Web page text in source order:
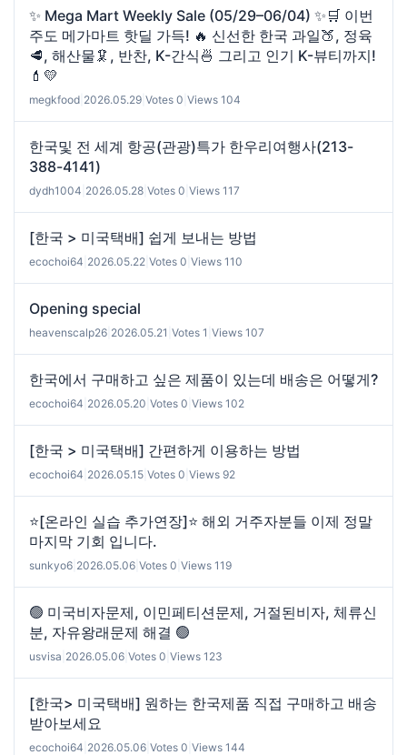
✨ Mega Mart Weekly Sale (05/29–06/04) ✨🛒 이번
주도 메가마트 핫딜 가득! 🔥 신선한 한국 과일🍑, 정육
🥩, 해산물🦑, 반찬, K-간식🍜 그리고 인기 K-뷰티까지!
💄💛
megkfood 2026.05.29 Votes 0 Views 104
한국및 전 세계 항공(관광)특가 한우리여행사(213-
388-4141)
dydh1004 2026.05.28 Votes 0 Views 117
[한국 > 미국택배] 쉽게 보내는 방법
ecochoi64 2026.05.22 Votes 0 Views 110
Opening special
heavenscalp26 2026.05.21 Votes 1 Views 107
한국에서 구매하고 싶은 제품이 있는데 배송은 어떻게?
ecochoi64 2026.05.20 Votes 0 Views 102
[한국 > 미국택배] 간편하게 이용하는 방법
ecochoi64 2026.05.15 Votes 0 Views 92
⭐[온라인 실습 추가연장]⭐ 해외 거주자분들 이제 정말
마지막 기회 입니다.
sunkyo6 2026.05.06 Votes 0 Views 119
🟢 미국비자문제, 이민페티션문제, 거절된비자, 체류신
분, 자유왕래문제 해결 🟢
usvisa 2026.05.06 Votes 0 Views 123
[한국> 미국택배] 원하는 한국제품 직접 구매하고 배송
받아보세요
ecochoi64 2026.05.06 Votes 0 Views 144